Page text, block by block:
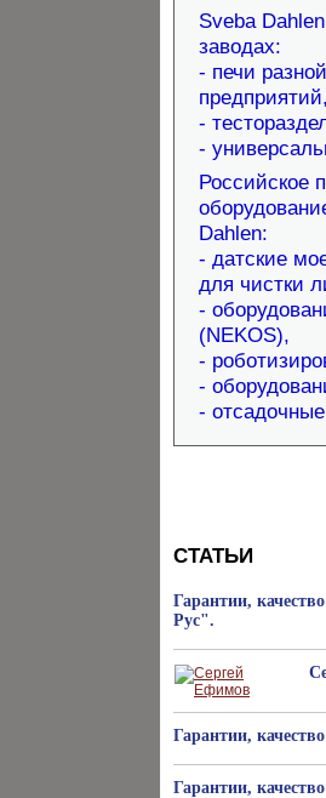
Sveba
заводах:
- печи
-
-
Российское
Dahlen:
- датские
для чистки
-
(NEKOS),
-
-
-
СТАТЬИ
Гарантии,
Рус".
Гарантии,
Гарантии,